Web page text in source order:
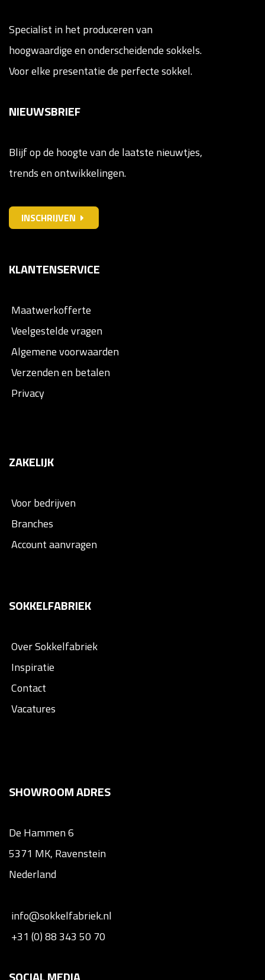
Specialist in het produceren van
hoogwaardige en onderscheidende sokkels.
Voor elke presentatie de perfecte sokkel.
NIEUWSBRIEF
Blijf op de hoogte van de laatste nieuwtjes,
trends en ontwikkelingen.
INSCHRIJVEN
KLANTENSERVICE
Maatwerkofferte
Veelgestelde vragen
Algemene voorwaarden
Verzenden en betalen
Privacy
ZAKELIJK
Voor bedrijven
Branches
Account aanvragen
SOKKELFABRIEK
Over Sokkelfabriek
Inspiratie
Contact
Vacatures
SHOWROOM ADRES
De Hammen 6
5371 MK, Ravenstein
Nederland
info@sokkelfabriek.nl
+31 (0) 88 343 50 70